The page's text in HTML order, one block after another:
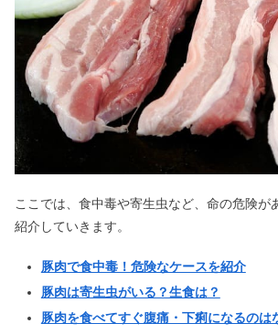
ここでは、食中毒や寄生虫など、命の危険が
紹介していきます。
豚肉で食中毒！危険なケースを紹介
豚肉は寄生虫がいる？生食は？
豚肉を食べてすぐ腹痛・下痢になるのは